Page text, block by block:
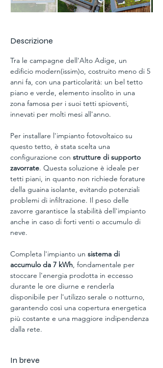
Descrizione
Tra le campagne dell'Alto Adige, un
edificio modern(issim)o, costruito meno di 5
anni fa, con una particolarità: un bel tetto
piano e verde, elemento insolito in una
zona famosa per i suoi tetti spioventi,
innevati per molti mesi all'anno.
Per installare l'impianto fotovoltaico su
questo tetto, è stata scelta una
configurazione con strutture di supporto
zavorrate. Questa soluzione è ideale per
tetti piani, in quanto non richiede forature
della guaina isolante, evitando potenziali
problemi di infiltrazione. Il peso delle
zavorre garantisce la stabilità dell'impianto
anche in caso di forti venti o accumulo di
neve.
Completa l'impianto un sistema di
accumulo da 7 kWh, fondamentale per
stoccare l'energia prodotta in eccesso
durante le ore diurne e renderla
disponibile per l'utilizzo serale o notturno,
garantendo così una copertura energetica
più costante e una maggiore indipendenza
dalla rete.
In breve